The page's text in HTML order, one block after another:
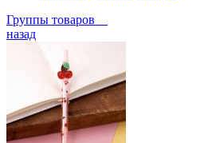
Группы товаров
назад